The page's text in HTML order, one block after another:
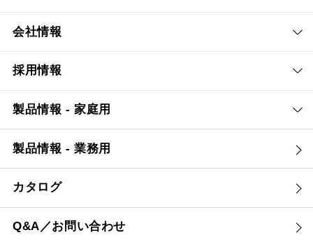
会社情報
採用情報
製品情報 - 家庭用
製品情報 - 業務用
カタログ
Q&A／お問い合わせ